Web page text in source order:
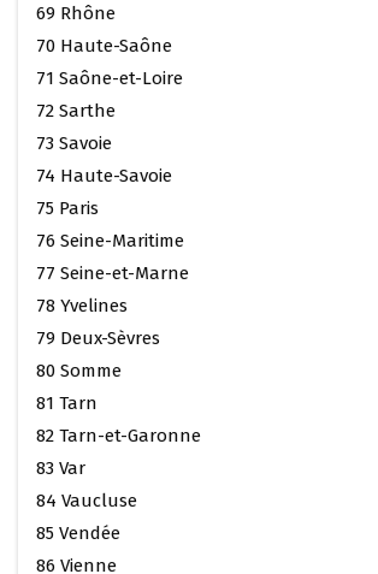
69 Rhône
70 Haute-Saône
71 Saône-et-Loire
72 Sarthe
73 Savoie
74 Haute-Savoie
75 Paris
76 Seine-Maritime
77 Seine-et-Marne
78 Yvelines
79 Deux-Sèvres
80 Somme
81 Tarn
82 Tarn-et-Garonne
83 Var
84 Vaucluse
85 Vendée
86 Vienne